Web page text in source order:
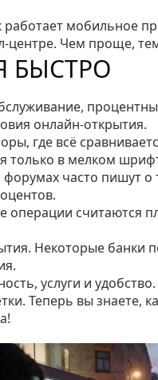
работает мобильное
Чем проще,
БЫСТРО
онлайн‑открытия.
где всё
только в мелком
часто пишут
операции считаются
Некоторые банки
услуги и
Теперь вы знаете,